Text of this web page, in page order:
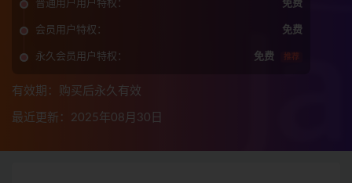
普通用户用户特权： 免费
会员用户特权： 免费
永久会员用户特权： 免费 推荐
有效期：购买后永久有效
最近更新：2025年08月30日